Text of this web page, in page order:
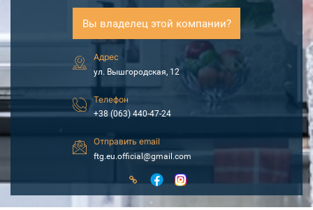
Вы владелец этой компании?
Адрес
ул. Вышгородская, 12
Телефон
+38 (063) 440-47-24
Отправить email
ftg.eu.official@gmail.com